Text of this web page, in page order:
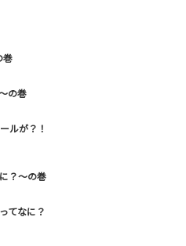
巻
の巻
ルが？！
？～の巻
てなに？